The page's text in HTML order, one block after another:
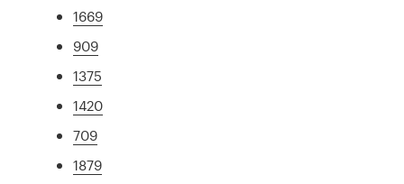
1669
909
1375
1420
709
1879